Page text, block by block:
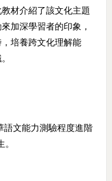
材介紹了該文化主題
加深學習者的印象，
培養跨文化理解能
語文能力測驗程度進階